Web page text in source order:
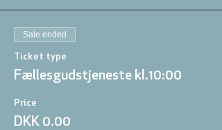
Sale ended
Ticket type
Fællesgudstjeneste kl.10:00
Price
DKK 0.00